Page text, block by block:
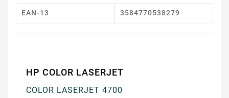
EAN-13 3584770538279
HP COLOR LASERJET
COLOR LASERJET 4700